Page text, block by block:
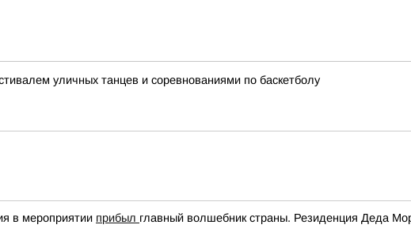
уличных танцев и соревнованиями по баскетболу
в мероприятии прибыл главный волшебник страны. Резиденция Деда